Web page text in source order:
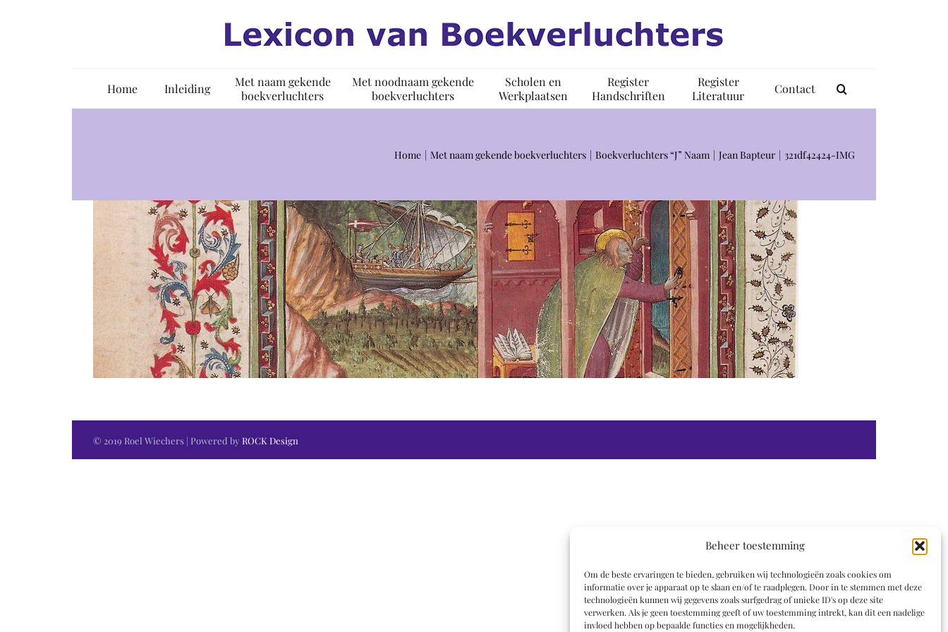
Beheer toestemming
Om de beste ervaringen te bieden, gebruiken wij technologieën zoals cookies om
informatie over je apparaat op te slaan en/of te raadplegen. Door in te stemmen met deze
technologieën kunnen wij gegevens zoals surfgedrag of unieke ID's op deze site
verwerken. Als je geen toestemming geeft of uw toestemming intrekt, kan dit een nadelige
invloed hebben op bepaalde functies en mogelijkheden.
Home Inleiding
Met naam gekende
boekverluchters
Met noodnaam gekende
boekverluchters
Scholen en
Werkplaatsen
Register
Handschriften
Register
Literatuur
Contact
Home Met naam gekende boekverluchters Boekverluchters “J” Naam Jean Bapteur 321df42424-IMG
© 2019 Roel Wiechers | Powered by ROCK Design